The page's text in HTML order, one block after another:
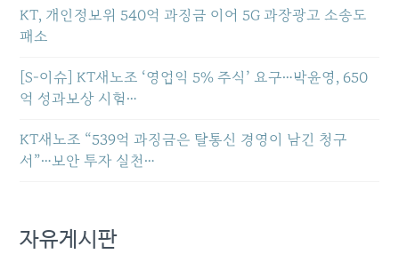
KT, 개인정보위 540억 과징금 이어 5G 과장광고 소송도
패소
[S-이슈] KT새노조 ‘영업익 5% 주식’ 요구…박윤영, 650
억 성과보상 시험…
KT새노조 “539억 과징금은 탈통신 경영이 남긴 청구
서”…보안 투자 실천…
자유게시판